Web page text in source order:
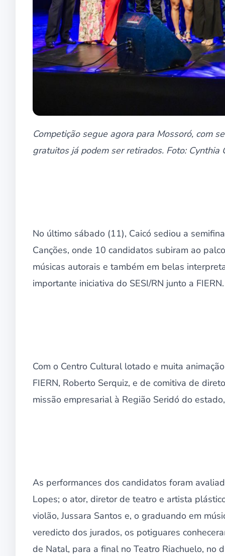
Competição segue agora para Mossoró, com
gratuitos já podem ser retirados. Foto: Cynthia
No último sábado (11), Caicó sediou a
Canções, onde 10 candidatos subiram ao
músicas autorais e também em belas
importante iniciativa do SESI/RN junto a FIERN.
Com o Centro Cultural lotado e muita
FIERN, Roberto Serquiz, e de comitiva de
missão empresarial à Região Seridó do
As performances dos candidatos foram
Lopes; o ator, diretor de teatro e artista
violão, Jussara Santos e, o graduando em
veredicto dos jurados, os potiguares
de Natal, para a final no Teatro Riachuelo, no